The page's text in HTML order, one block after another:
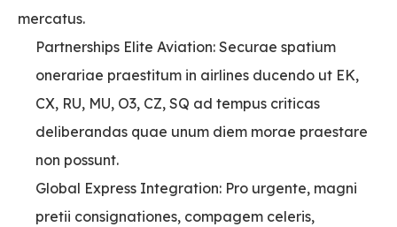
mercatus.
Partnerships Elite Aviation: Securae spatium
onerariae praestitum in airlines ducendo ut EK,
CX, RU, MU, O3, CZ, SQ ad tempus criticas
deliberandas quae unum diem morae praestare
non possunt.
Global Express Integration: Pro urgente, magni
pretii consignationes, compagem celeris,